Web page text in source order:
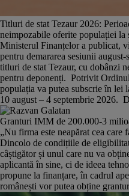
Titluri de stat Tezaur 2026:
neimpozabile oferite populației la
Ministerul Finanțelor a publicat,
pentru demararea sesiunii
titluri de stat Tezaur, cu dobânzi
pentru deponenți. Potrivit
populația va putea subscrie în lei
10 august – 4 septembrie 2026.
Granturi IMM de 200.000-3
„Nu firma este neapărat cea care
Dincolo de condițiile de
câștigător și unul care nu va
aplicantă în sine, ci de ideea
propune la finanțare, în cadrul
românești vor putea obține